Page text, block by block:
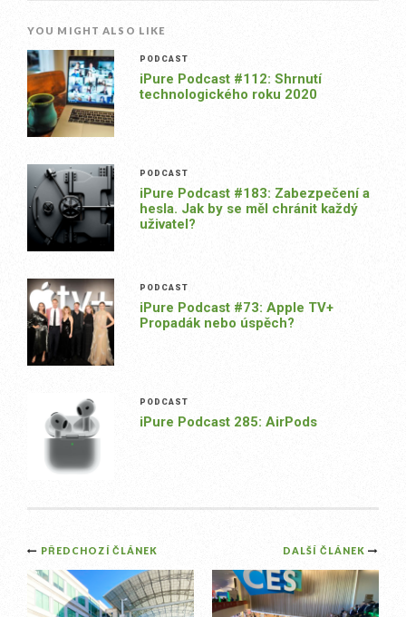
YOU MIGHT ALSO LIKE
PODCAST
iPure Podcast #112: Shrnutí
technologického roku 2020
PODCAST
iPure Podcast #183: Zabezpečení a
hesla. Jak by se měl chránit každý
uživatel?
PODCAST
iPure Podcast #73: Apple TV+
Propadák nebo úspěch?
PODCAST
iPure Podcast 285: AirPods
Post
navigation
DALŠÍ ČLÁNEK
PŘEDCHOZÍ ČLÁNEK